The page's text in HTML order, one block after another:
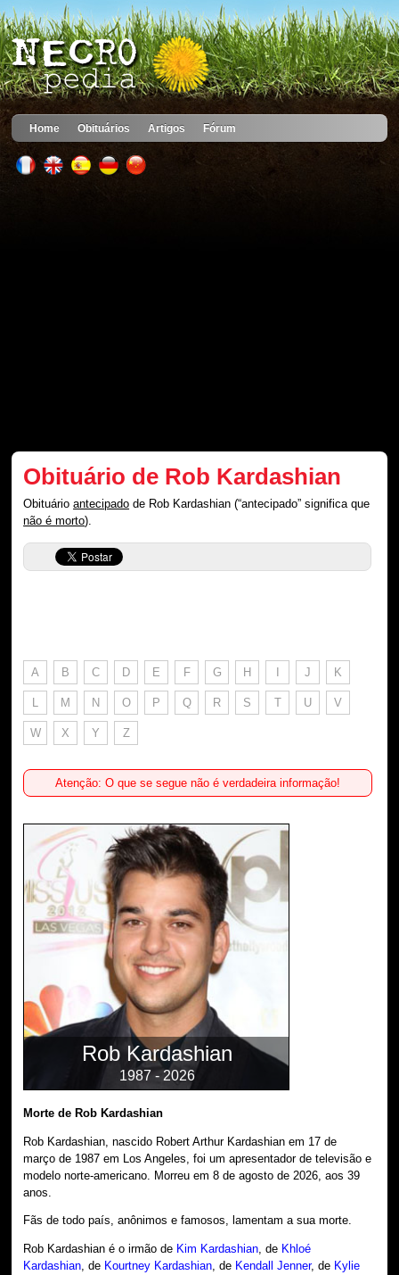
Home Obituários Artigos Fórum
Obituário de Rob Kardashian
Obituárioantecipado de Rob Kardashian (“antecipado” significa que
não é morto).
A B C D E F G H I J K
L M N O P Q R S T U V
W X Y Z
Atenção: O que se segue não é verdadeira informação!
Rob Kardashian
1987 - 2026
Morte de Rob Kardashian
Rob Kardashian, nascido Robert Arthur Kardashian em 17 de
março de 1987 em Los Angeles, foi um apresentador de televisão e
modelo norte-americano. Morreu em 8 de agosto de 2026, aos 39
anos.
Fãs de todo país, anônimos e famosos, lamentam a sua morte.
Rob Kardashian é o irmão de Kim Kardashian, de Khloé
Kardashian, de Kourtney Kardashian, de Kendall Jenner, de Kylie